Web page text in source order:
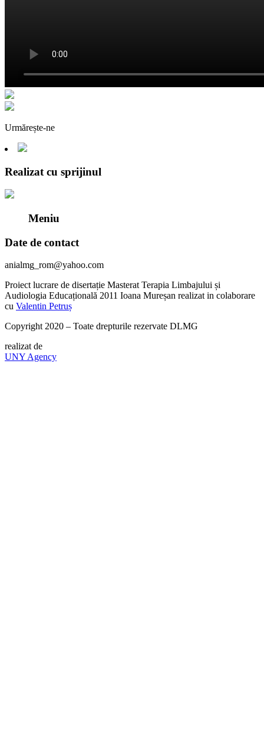
Urmărește-ne
Realizat cu sprijinul
Meniu
Date de contact
anialmg_rom@yahoo.com
Proiect lucrare de disertație Masterat Terapia Limbajului și
Audiologia Educațională 2011 Ioana Mureșan realizat in colaborare
cu Valentin Petruș
Copyright 2020 – Toate drepturile rezervate DLMG
realizat de
UNY Agency